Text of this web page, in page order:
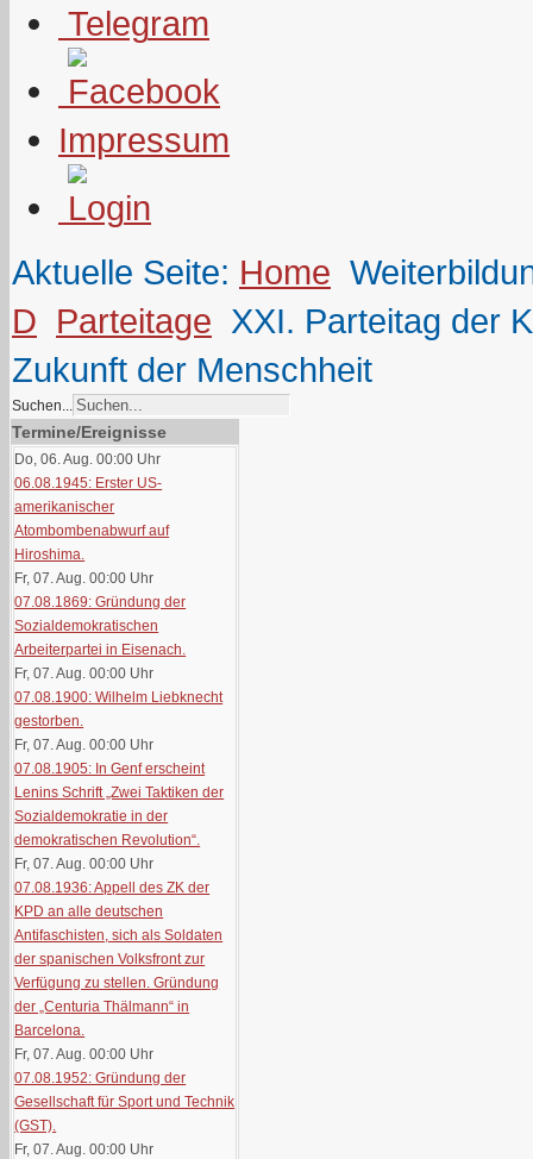
Impressum
Aktuelle Seite: Home
D Parteitage XXI. Parteitag der
Zukunft der Menschheit
Suchen...
Termine/Ereignisse
Do, 06. Aug. 00:00 Uhr
06.08.1945: Erster US-
amerikanischer
Atombombenabwurf auf
Hiroshima.
Fr, 07. Aug. 00:00 Uhr
07.08.1869: Gründung der
Sozialdemokratischen
Arbeiterpartei in Eisenach.
Fr, 07. Aug. 00:00 Uhr
07.08.1900: Wilhelm Liebknecht
gestorben.
Fr, 07. Aug. 00:00 Uhr
07.08.1905: In Genf erscheint
Lenins Schrift „Zwei Taktiken der
Sozialdemokratie in der
demokratischen Revolution“.
Fr, 07. Aug. 00:00 Uhr
07.08.1936: Appell des ZK der
KPD an alle deutschen
Antifaschisten, sich als Soldaten
der spanischen Volksfront zur
Verfügung zu stellen. Gründung
der „Centuria Thälmann“ in
Barcelona.
Fr, 07. Aug. 00:00 Uhr
07.08.1952: Gründung der
Gesellschaft für Sport und Technik
(GST).
Fr, 07. Aug. 00:00 Uhr